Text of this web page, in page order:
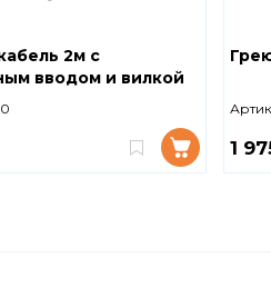
2м с
вводом и вилкой
1